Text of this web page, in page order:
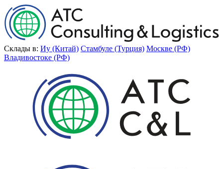
Склады в: Иу (Китай) Стамбуле (Турция) Москве (РФ)
Владивостоке (РФ)